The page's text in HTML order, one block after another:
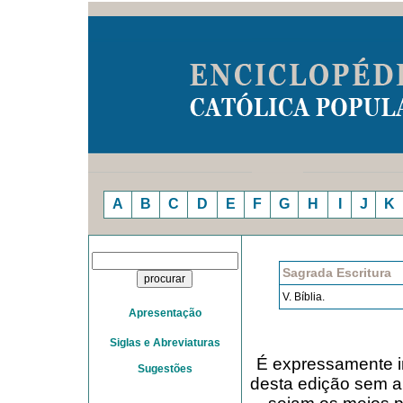
A B C D E F G H J K
Apresentação
Siglas e Abreviaturas
Sugestões
Sagrada Escritura
V. Bíblia.
É expressamente
desta edição sem